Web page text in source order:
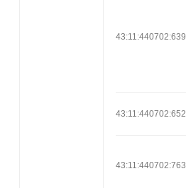
43:11:440702:639
43:11:440702:652
43:11:440702:763